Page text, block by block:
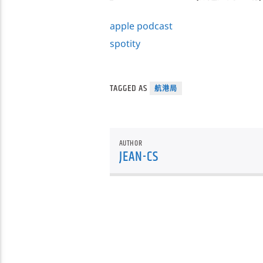
apple podcast
spotity
TAGGED AS 航港局
AUTHOR
JEAN-CS